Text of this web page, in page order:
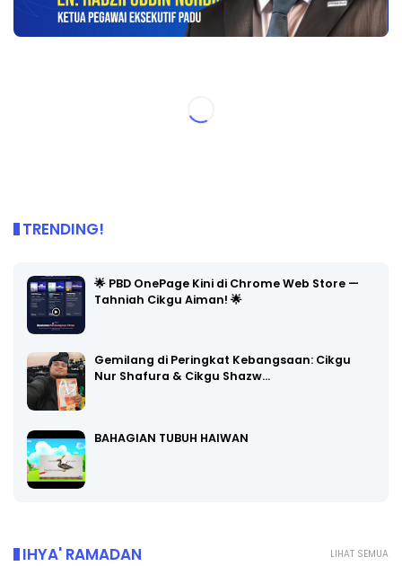
TRENDING!
🌟 PBD OnePage Kini di Chrome Web Store —
Tahniah Cikgu Aiman! 🌟
Gemilang di Peringkat Kebangsaan: Cikgu
Nur Shafura & Cikgu Shazw…
BAHAGIAN TUBUH HAIWAN
LIHAT SEMUA
IHYA' RAMADAN